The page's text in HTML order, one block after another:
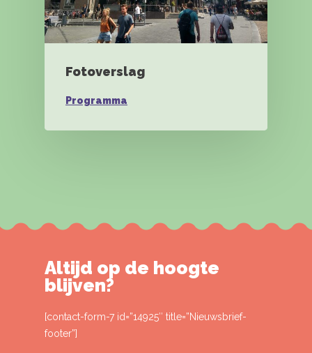
Fotoverslag
Programma
Altijd op de hoogte
blijven?
[contact-form-7 id=”14925″ title=”Nieuwsbrief-
footer”]